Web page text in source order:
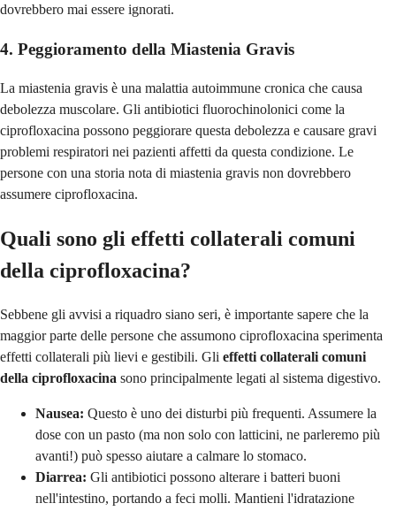
dovrebbero mai essere ignorati.
4. Peggioramento della Miastenia Gravis
La miastenia gravis è una malattia autoimmune cronica che causa
debolezza muscolare. Gli antibiotici fluorochinolonici come la
ciprofloxacina possono peggiorare questa debolezza e causare gravi
problemi respiratori nei pazienti affetti da questa condizione. Le
persone con una storia nota di miastenia gravis non dovrebbero
assumere ciprofloxacina.
Quali sono gli effetti collaterali comuni
della ciprofloxacina?
Sebbene gli avvisi a riquadro siano seri, è importante sapere che la
maggior parte delle persone che assumono ciprofloxacina sperimenta
effetti collaterali più lievi e gestibili. Gli effetti collaterali comuni
della ciprofloxacina sono principalmente legati al sistema digestivo.
Nausea: Questo è uno dei disturbi più frequenti. Assumere la
dose con un pasto (ma non solo con latticini, ne parleremo più
avanti!) può spesso aiutare a calmare lo stomaco.
Diarrea: Gli antibiotici possono alterare i batteri buoni
nell'intestino, portando a feci molli. Mantieni l'idratazione